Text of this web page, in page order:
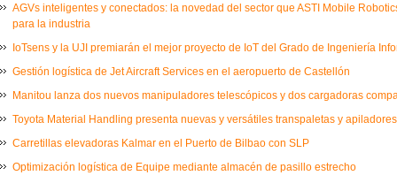
AGVs inteligentes y conectados: la novedad del sector que ASTI Mobile
para la industria
IoTsens y la UJI premiarán el mejor proyecto de IoT del Grado de Ingeniería
Gestión logística de Jet Aircraft Services en el aeropuerto de Castellón
Manitou lanza dos nuevos manipuladores telescópicos y dos cargadoras
Toyota Material Handling presenta nuevas y versátiles transpaletas y
Carretillas elevadoras Kalmar en el Puerto de Bilbao con SLP
Optimización logística de Equipe mediante almacén de pasillo estrecho